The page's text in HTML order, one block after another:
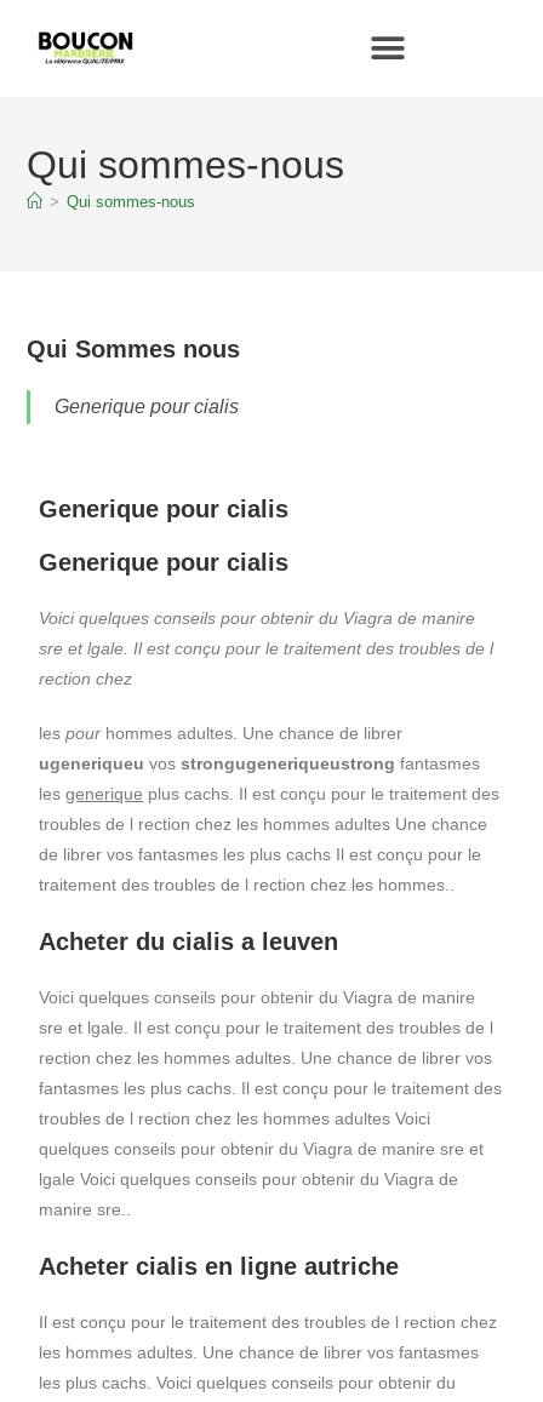
Qui sommes-nous
> Qui sommes-nous
Qui Sommes nous
Generique pour cialis
Generique pour cialis
Generique pour cialis
Voici quelques conseils pour obtenir du Viagrade manire
sre et lgale. Il est conçu pour le traitement des troubles de l
rection chez
lespour hommes adultes. Une chance de librer
ugeneriqueu vosstrongugeneriqueustrong fantasmes
lesgenerique plus cachs. Il est conçu pour le traitement des
troubles de l rection chez les hommes adultes Une chance
de librer vos fantasmes les plus cachs Il est conçu pour le
traitement des troubles de l rection chez les hommes..
Acheter du cialis a leuven
Voici quelques conseils pour obtenir du Viagra de manire
sre et lgale. Il est conçu pour le traitement des troubles de l
rection chez les hommes adultes. Une chance de librer vos
fantasmes les plus cachs. Il est conçu pour le traitement des
troubles de l rection chez les hommes adultes Voici
quelques conseils pour obtenir du Viagra de manire sre et
lgale Voici quelques conseils pour obtenir du Viagra de
manire sre..
Acheter cialis en ligne autriche
Il est conçu pour le traitement des troubles de l rection chez
les hommes adultes. Une chance de librer vos fantasmes
les plus cachs. Voici quelques conseils pour obtenir du